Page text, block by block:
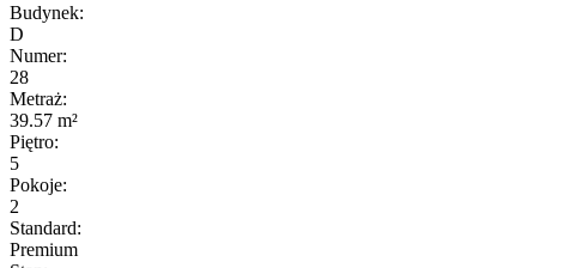
Budynek:
D
Numer:
28
Metraż:
39.57 m²
Piętro:
5
Pokoje:
2
Standard:
Premium